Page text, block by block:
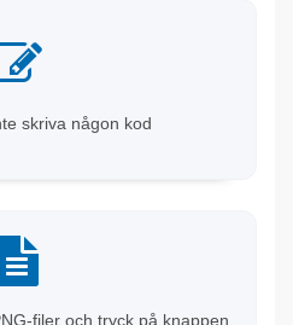
skriva någon kod
filer och tryck på knappen